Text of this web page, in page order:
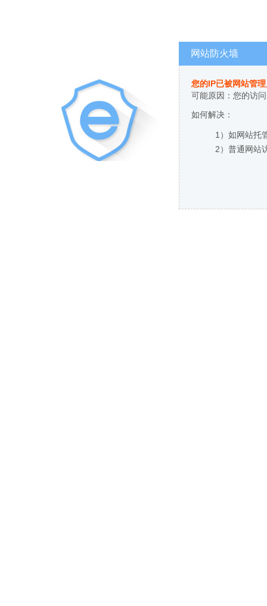
网站防火墙
您的IP已被网站管
可能原因：您的访
如何解决：
1）如网站托
2）普通网站